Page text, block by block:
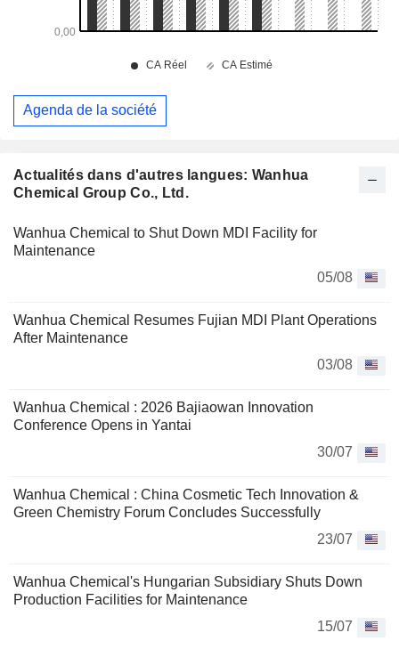
Actualités dans d'autres langues: Wanhua
Chemical Group Co., Ltd.
Wanhua Chemical to Shut Down MDI Facility for
Maintenance
05/08
Wanhua Chemical Resumes Fujian MDI Plant Operations
After Maintenance
03/08
Wanhua Chemical : 2026 Bajiaowan Innovation
Conference Opens in Yantai
30/07
Wanhua Chemical : China Cosmetic Tech Innovation &
Green Chemistry Forum Concludes Successfully
23/07
Wanhua Chemical's Hungarian Subsidiary Shuts Down
Production Facilities for Maintenance
15/07
Agenda de la société